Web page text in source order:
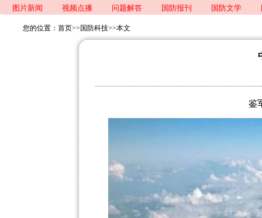
图片新闻
视频点播 问题解答 国防报刊 国防文学
您的位置： 首页>> 国防科技>>本文
鉴